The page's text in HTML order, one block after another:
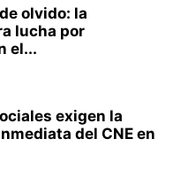
olvido: la
lucha por
el...
exigen la
del CNE en